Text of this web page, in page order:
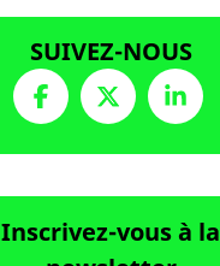
SUIVEZ-NOUS
Inscrivez-vous à la